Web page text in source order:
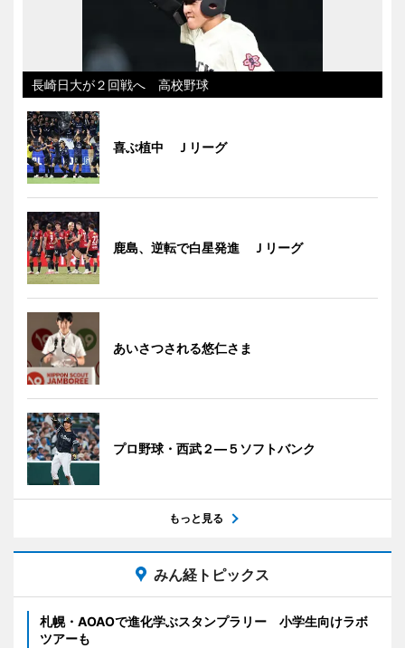
長崎日大が２回戦へ 高校野球
喜ぶ植中 Ｊリーグ
鹿島、逆転で白星発進 Ｊリーグ
あいさつされる悠仁さま
プロ野球・西武２―５ソフトバンク
もっと見る
みん経トピックス
札幌・AOAOで進化学ぶスタンプラリー 小学生向けラボ
ツアーも